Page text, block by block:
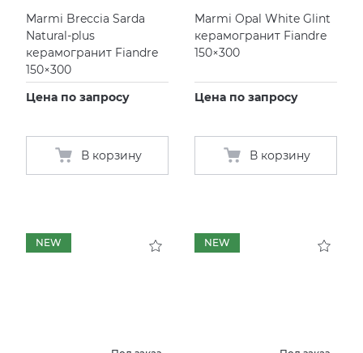
Marmi Breccia Sarda
Natural-plus
керамогранит Fiandre
150×300
Цена по запросу
В корзину
Marmi Opal White Glint
керамогранит Fiandre
150×300
Цена по запросу
В корзину
NEW NEW